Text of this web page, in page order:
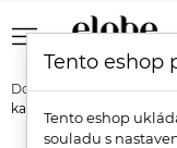
menu
Domů Značky
kalciem
Tento eshop
Tento eshop
souladu s